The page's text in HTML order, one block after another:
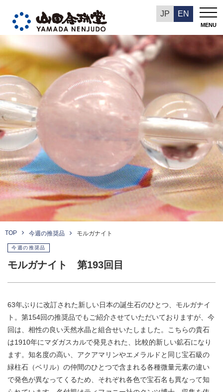
JP EN
MENU
今週の推奨品
TOP 今週の推奨品 モルガナイト
今週の推奨品
モルガナイト 第193回目
63年ぶりに改訂された新しい日本の誕生石のひとつ、モルガナイ
ト。第154回の推奨品でもご紹介させていただいておりますが、今
回は、相性の良い天然水晶と組合せいたしました。こちらの貴石
は1910年にマダガスカルで発見された、比較的新しい鉱石になり
ます。知名度の高い、アクアマリンやエメラルドと同じ宝石級の
緑柱石（ベリル）の仲間のひとつで含まれる各種微量元素の違い
で発色が異なってくるため、それぞれ各色で宝石名も異なって知